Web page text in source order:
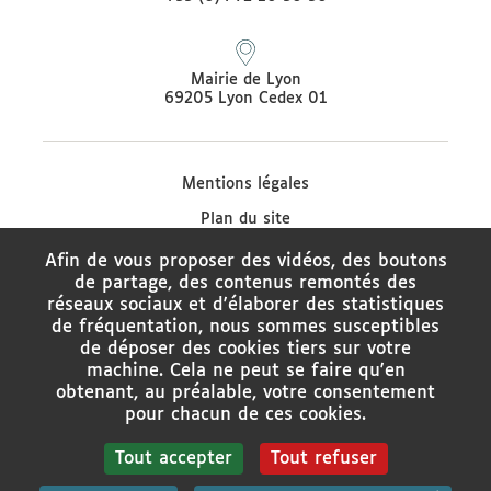
Rechercher
Mairie de Lyon
69205 Lyon Cedex 01
Mentions légales
Plan du site
Protection des données
Contacter le médiateur de la Ville de Lyon
Charte de modération des réseaux sociaux
Politique de gestion des cookies
Gestion des cookies
Afin de vous proposer des vidéos, des boutons
de partage, des contenus remontés des
réseaux sociaux et d'élaborer des statistiques
de fréquentation, nous sommes susceptibles
de déposer des cookies tiers sur votre
machine. Cela ne peut se faire qu'en
obtenant, au préalable, votre consentement
pour chacun de ces cookies.
Tout accepter Tout refuser